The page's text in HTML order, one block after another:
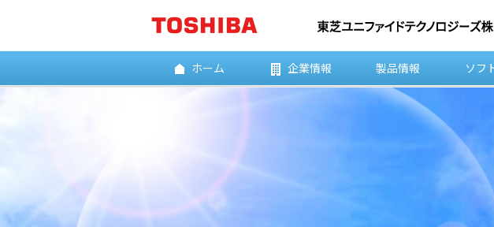
ホーム 企業情報 製品情報 ソフ